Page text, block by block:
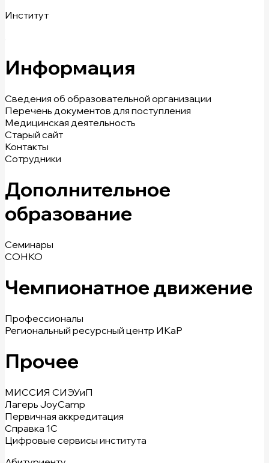
Институт
Информация
Сведения об образовательной организации
Перечень документов для поступления
Медицинская деятельность
Старый сайт
Контакты
Сотрудники
Дополнительное
образование
Семинары
СОНКО
Чемпионатное движение
Профессионалы
Региональный ресурсный центр ИКаР
Прочее
МИССИЯ СИЭУиП
Лагерь JoyCamp
Первичная аккредитация
Справка 1С
Цифровые сервисы института